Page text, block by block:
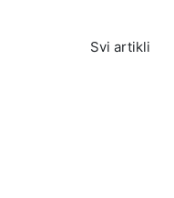
Svi artikli